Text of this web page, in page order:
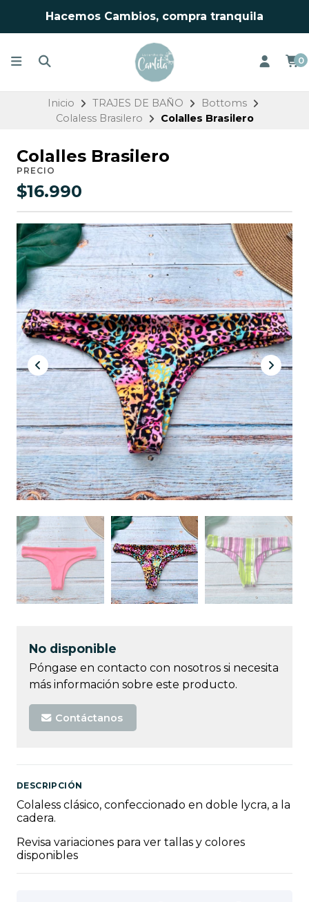
Hacemos Cambios, compra tranquila
0
Inicio TRAJES DE BAÑO
Bottoms
Colaless Brasilero
Colalles Brasilero
Colalles Brasilero
PRECIO
$16.990
No disponible
Póngase en contacto con nosotros si necesita
más información sobre este producto.
Contáctanos
DESCRIPCIÓN
Colaless clásico, confeccionado en doble lycra, a la
cadera.
Revisa variaciones para ver tallas y colores
disponibles